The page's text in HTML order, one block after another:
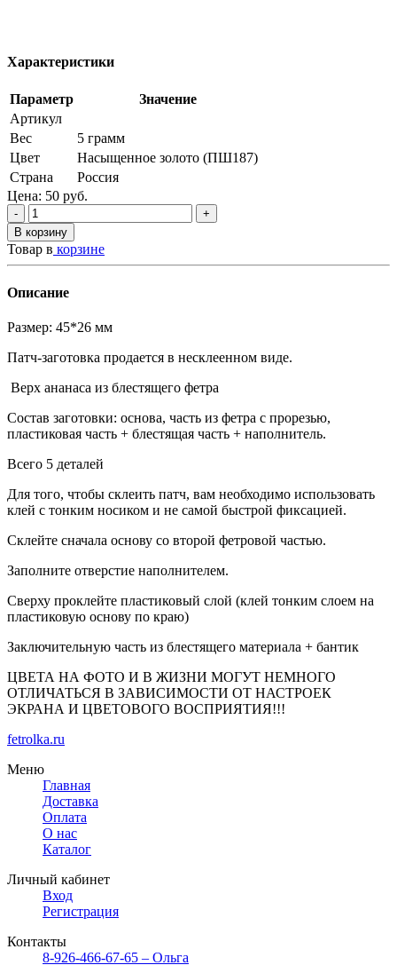
Характеристики
Параметр
Значение
Артикул
Вес
5 грамм
Цвет
Насыщенное золото (ПШ187)
Страна
Россия
Цена: 50 руб.
-
+
В корзину
Товар в корзине
Описание
Размер: 45*26 мм
Патч-заготовка продается в несклеенном виде.
Верх ананаса из блестящего фетра
Состав заготовки: основа, часть из фетра с прорезью,
пластиковая часть + блестящая часть + наполнитель.
Всего 5 деталей
Для того, чтобы склеить патч, вам необходимо использовать
клей с тонким носиком и не самой быстрой фиксацией.
Склейте сначала основу со второй фетровой частью.
Заполните отверстие наполнителем.
Сверху проклейте пластиковый слой (клей тонким слоем на
пластиковую основу по краю)
Заключительную часть из блестящего материала + бантик
ЦВЕТА НА ФОТО И В ЖИЗНИ МОГУТ НЕМНОГО
ОТЛИЧАТЬСЯ В ЗАВИСИМОСТИ ОТ НАСТРОЕК
ЭКРАНА И ЦВЕТОВОГО ВОСПРИЯТИЯ!!!
fetrolka.ru
Меню
Главная
Доставка
Оплата
О нас
Каталог
Личный кабинет
Вход
Регистрация
Контакты
8-926-466-67-65 – Ольга